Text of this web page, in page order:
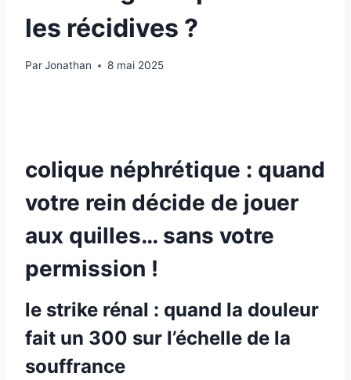
les récidives ?
ParJonathan 8 mai 2025
colique néphrétique : quand
votre rein décide de jouer
aux quilles… sans votre
permission !
le strike rénal : quand la douleur
fait un 300 sur l’échelle de la
souffrance